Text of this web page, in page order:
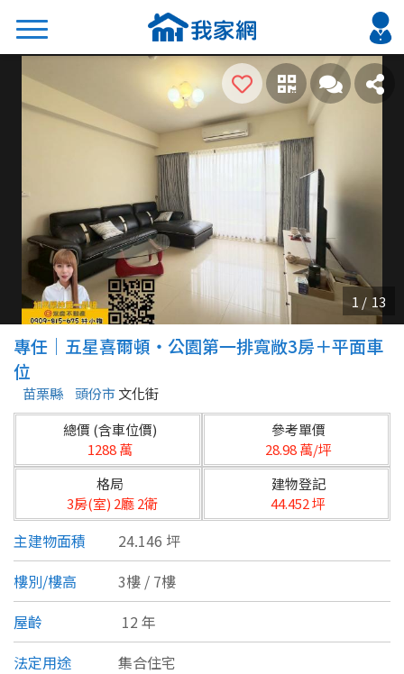
搜尋
熱門關鍵字
2026 台北降價好屋限量釋出
2026 新北降價好屋限量釋出
2026 台中降價好屋限量釋出
2026 台南降價好屋限量釋出
2026 高雄降價好屋限量釋出
縣市
台北市
基隆市
新北市
宜蘭縣
桃園市
新竹市
新竹縣
區域
類型(可複選)
不拘 公寓 電梯大樓 套房
別墅 透天厝 樓中樓 華廈
專任｜五星喜爾頓・公園第一排寬敞3房＋平面車
位
苗栗縣 頭份市文化街
總價 (含車位價)
1288 萬
參考單價
28.98 萬/坪
格局
3房(室) 2廳 2衛
建物登記
44.452 坪
主建物面積
24.146 坪
樓別/樓高
3樓 / 7樓
屋齡
12 年
法定用途
集合住宅